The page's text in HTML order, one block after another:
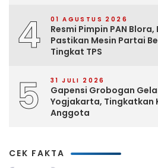
4 01 AGUSTUS 2026
Resmi Pimpin PAN
Pastikan Mesin Partai
Tingkat TPS
5 31 JULI 2026
Gapensi Grobogan
Yogjakarta, Tingkatkan
Anggota
CEK FAKTA